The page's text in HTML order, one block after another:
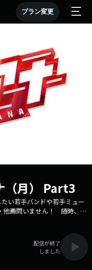
プラン変更
（月） Part3
い若手バンドや若手ミュー
他薦問いません！ 随時、番
BASIC」でピックアップし
ド、卒業アルバムに関する珍
…など、送ってくださ
をリリー
配信が終了
しました